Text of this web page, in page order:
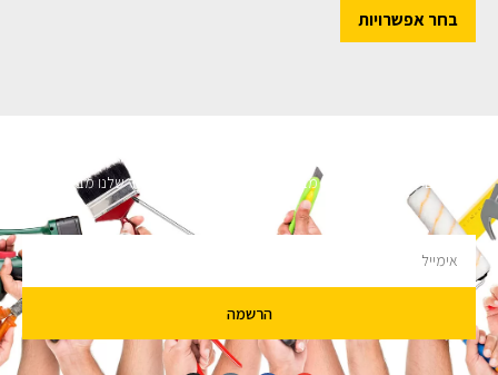
בחר אפשרויות
השארו מעודכנים
מעוניינים לקבל עדכונים על מבצעים והנחות הירשמו לניוזלטר שלנו מבטיחים לא
הרשמה